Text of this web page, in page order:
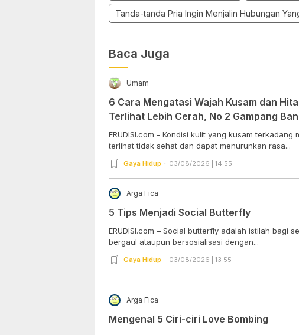
Tanda-tanda Pria Ingin Menjalin Hubungan
Baca Juga
Umam
6 Cara Mengatasi Wajah Kusam dan
Terlihat Lebih Cerah, No 2 Gampang
Dipraktekkan!
ERUDISI.com - Kondisi kulit yang kusam terkadang
terlihat tidak sehat dan dapat menurunkan rasa...
Gaya Hidup 03/08/2026 | 14:55
Arga Fica
5 Tips Menjadi Social Butterfly
ERUDISI.com – Social butterfly adalah istilah bagi
bergaul ataupun bersosialisasi dengan...
Gaya Hidup 03/08/2026 | 13:55
Arga Fica
Mengenal 5 Ciri-ciri Love Bombing